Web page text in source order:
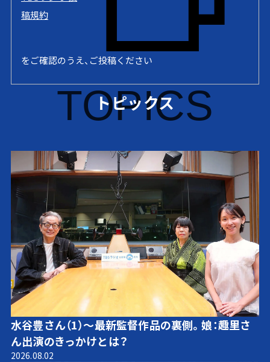
稿規約
をご確認のうえ、ご投稿ください
トピックス
TOPICS
水谷豊さん（1）～最新監督作品の裏側。娘：趣里さ
ん出演のきっかけとは？
2026.08.02